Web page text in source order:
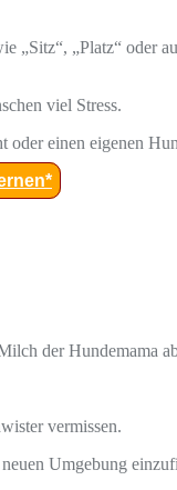
„Sitz“, „Platz“ oder
viel Stress.
oder einen eigenen
der Hundemama
vermissen.
Umgebung